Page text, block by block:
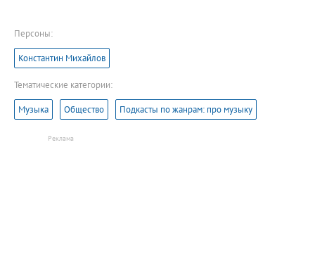
Персоны:
Константин Михайлов
Тематические категории:
Музыка Общество Подкасты по жанрам: про музыку